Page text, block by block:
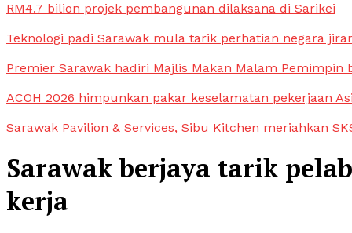
RM4.7 bilion projek pembangunan dilaksana di Sarikei
Teknologi padi Sarawak mula tarik perhatian negara
Premier Sarawak hadiri Majlis Makan Malam Pemimpin
ACOH 2026 himpunkan pakar keselamatan pekerjaan
Sarawak Pavilion & Services, Sibu Kitchen meriahkan
Sarawak berjaya tarik
kerja